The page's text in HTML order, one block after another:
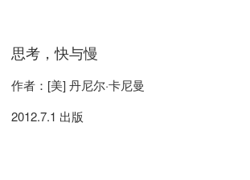
思考，快与慢
作者：[美] 丹尼尔·卡尼曼
2012.7.1 出版